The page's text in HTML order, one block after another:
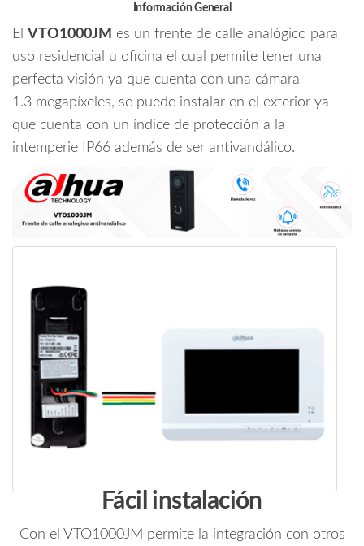
de
Megapixeles
con
DWDR/
Soporta
Apertura
Indicador
Led/
Múltiples
Detección
de
Estado
de
la
Puerta/
#LoNuevo
cantidad
Información General
El VTO1000JM es un frente de calle analógico para
uso residencial u oficina el cual permite tener una
perfecta visión ya que cuenta con una cámara
1.3 megapíxeles, se puede instalar en el exterior ya
que cuenta con un índice de protección a la
intemperie IP66 además de ser antivandálico.
Fácil instalación
Con el VTO1000JM permite la integración con otros